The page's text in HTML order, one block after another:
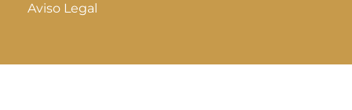
Aviso Legal